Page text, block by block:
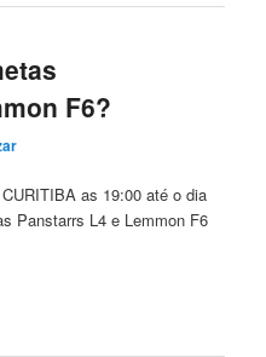
F6?
as 19:00 até o dia
Panstarrs L4 e Lemmon F6